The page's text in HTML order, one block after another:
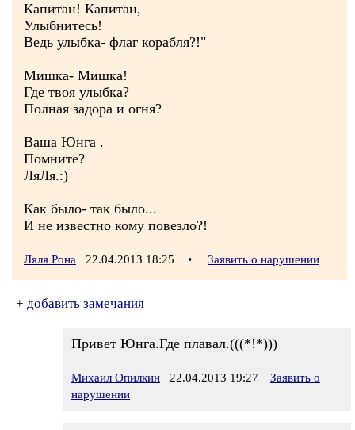
Капитан! Капитан,
Улыбнитесь!
Ведь улыбка- флаг корабля?!"
Мишка- Мишка!
Где твоя улыбка?
Полная задора и огня?
Ваша Юнга .
Помните?
ЛяЛя.:)
Как было- так было...
И не известно кому повезло?!
Ляля Рона 22.04.2013 18:25 • Заявить о нарушении
+ добавить замечания
Привет Юнга.Где плавал.(((*!*)))
Михаил Опилкин 22.04.2013 19:27
Заявить о
нарушении